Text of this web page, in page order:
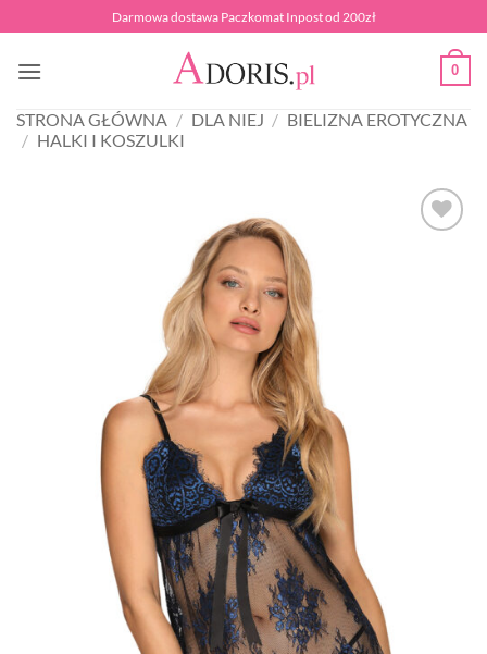
do
zawartości
Darmowa dostawa Paczkomat Inpost od 200zł
0
STRONA GŁÓWNA / DLA NIEJ / BIELIZNA EROTYCZNA
/ HALKI I KOSZULKI